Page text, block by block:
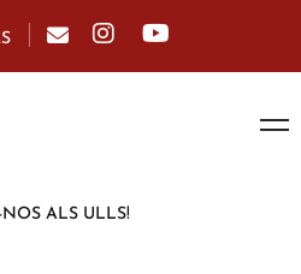
ALS ULLS!